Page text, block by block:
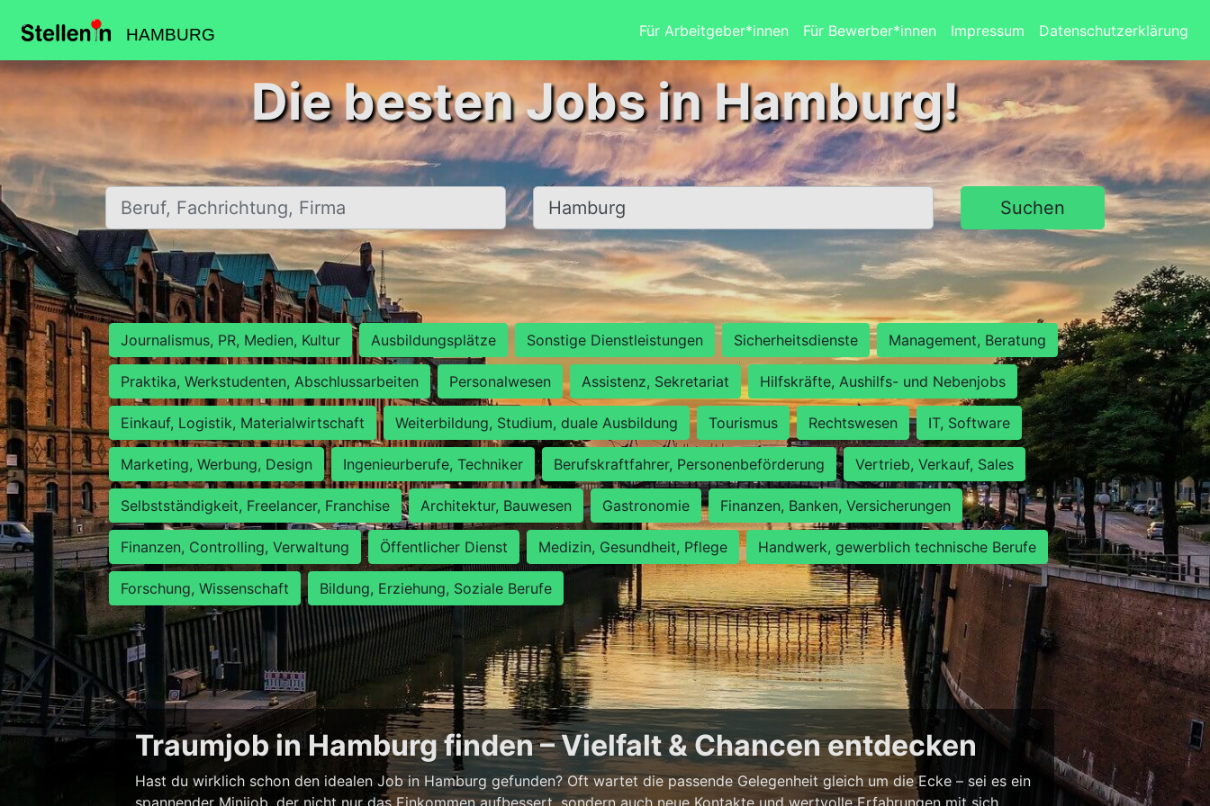
HAMBURG Für Arbeitgeber*innen Für Bewerber*innen Impressum Datenschutzerklärung
Die besten Jobs in Hamburg!
Beruf, Fachrichtung, Firma Ort, Stadt Suchen
Journalismus, PR, Medien, Kultur Ausbildungsplätze Sonstige Dienstleistungen Sicherheitsdienste Management, Beratung
Praktika, Werkstudenten, Abschlussarbeiten Personalwesen Assistenz, Sekretariat Hilfskräfte, Aushilfs- und Nebenjobs
Einkauf, Logistik, Materialwirtschaft Weiterbildung, Studium, duale Ausbildung Tourismus Rechtswesen IT, Software
Marketing, Werbung, Design Ingenieurberufe, Techniker Berufskraftfahrer, Personenbeförderung Vertrieb, Verkauf, Sales
Selbstständigkeit, Freelancer, Franchise Architektur, Bauwesen Gastronomie Finanzen, Banken, Versicherungen
Finanzen, Controlling, Verwaltung Öffentlicher Dienst Medizin, Gesundheit, Pflege Handwerk, gewerblich technische Berufe
Forschung, Wissenschaft Bildung, Erziehung, Soziale Berufe
Traumjob in Hamburg finden – Vielfalt & Chancen entdecken
Hast du wirklich schon den idealen Job in Hamburg gefunden? Oft wartet die passende Gelegenheit gleich um die Ecke – sei es ein